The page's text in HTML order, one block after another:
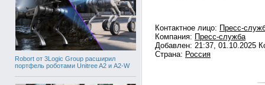
Robort от 3Logic Group расширил
портфель роботами Unitree A2 и A2-W
Контактное лицо: Пресс-
Компания: Пресс-служба
Добавлен: 21:37, 01.10.2025
Страна: Россия